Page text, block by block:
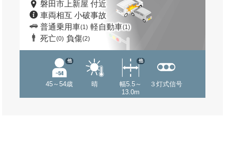
磐田市上新屋 付近
車両相互 小破事故
普通乗用車(1) 軽自動車(1)
死亡(0) 負傷(2)
45～54歳
他
晴
幅5.5～
13.0m
他
３灯式信号